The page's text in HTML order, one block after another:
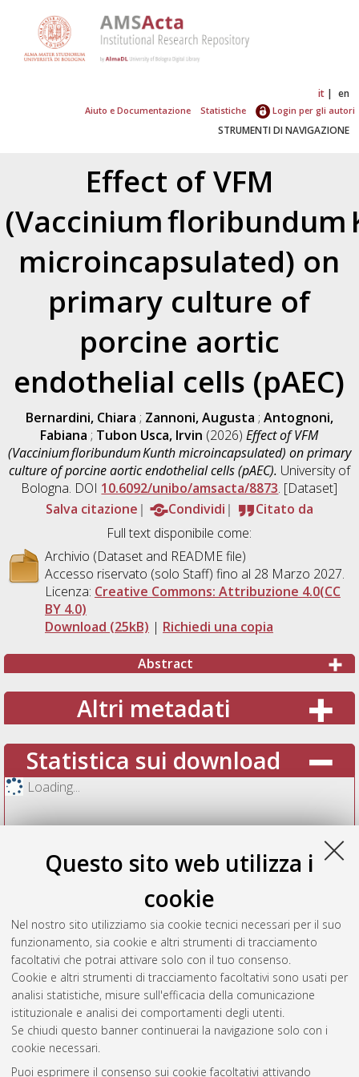
Questo sito web utilizza i
cookie
Nel nostro sito utilizziamo sia cookie tecnici necessari per il suo
funzionamento, sia cookie e altri strumenti di tracciamento
facoltativi che potrai attivare solo con il tuo consenso.
Cookie e altri strumenti di tracciamento facoltativi sono usati per
analisi statistiche, misure sull'efficacia della comunicazione
istituzionale e analisi dei comportamenti degli utenti.
Se chiudi questo banner continuerai la navigazione solo con i
cookie necessari.
Puoi esprimere il consenso sui cookie facoltativi attivando
it en
Aiuto e Documentazione Statistiche Login per gli autori
STRUMENTI DI NAVIGAZIONE
Effect of VFM
(Vaccinium floribundum
microincapsulated) on
primary culture of
porcine aortic
endothelial cells (pAEC)
Bernardini, Chiara ; Zannoni, Augusta ; Antognoni,
Fabiana ; Tubon Usca, Irvin (2026)Effect of VFM
(Vaccinium floribundum Kunth microincapsulated) on primary
culture of porcine aortic endothelial cells (pAEC). University of
Bologna. DOI 10.6092/unibo/amsacta/8873. [Dataset]
Salva citazione
Condividi
Citato da
Full text disponibile come:
Archivio (Dataset and README file)
Accesso riservato (solo Staff) fino al 28 Marzo 2027.
Licenza: Creative Commons: Attribuzione 4.0(CC
BY 4.0)
Download (25kB) | Richiedi una copia
Abstract
Altri metadati
Statistica sui download
Loading...
Vedi altre statistiche
Gestione del documento: